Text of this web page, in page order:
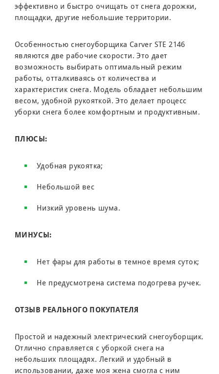
эффективно и быстро очищать от снега дорожки,
площадки, другие небольшие территории.
Особенностью снегоуборщика Carver STE 2146
являются две рабочие скорости. Это дает
возможность выбирать оптимальный режим
работы, отталкиваясь от количества и
характеристик снега. Модель обладает небольшим
весом, удобной рукояткой. Это делает процесс
уборки снега более комфортным и продуктивным.
ПЛЮСЫ:
Удобная рукоятка;
Небольшой вес
Низкий уровень шума.
МИНУСЫ:
Нет фары для работы в темное время суток;
Не предусмотрена система подогрева ручек.
ОТЗЫВ РЕАЛЬНОГО ПОКУПАТЕЛЯ
Простой и надежный электрический снегоуборщик.
Отлично справляется с уборкой снега на
небольших площадях. Легкий и удобный в
использовании, даже моя жена смогла с ним